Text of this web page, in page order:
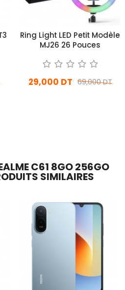
Ring Light LED Petit Modèle
MJ26 26 Pouces
69,000 DT
29,000 DT
C61 8GO 256GO
SIMILAIRES